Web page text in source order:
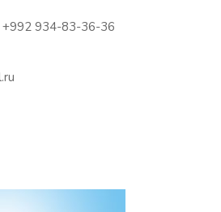
934-83-36-36